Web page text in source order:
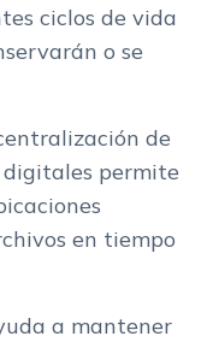
ciclos de vida
o se
de
permite
en tiempo
a mantener